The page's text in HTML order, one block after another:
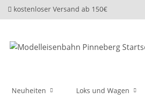
kostenloser Versand ab 150€
Neuheiten Loks und Wagen